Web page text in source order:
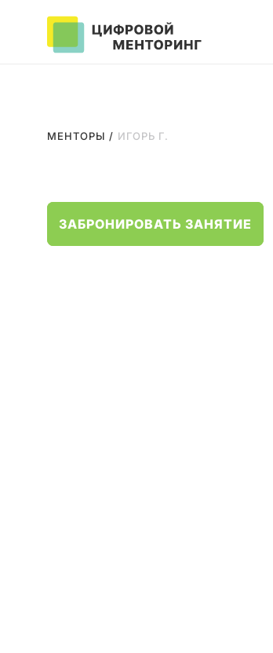
МЕНТОРЫ / ИГОРЬ Г.
ЗАБРОНИРОВАТЬ ЗАНЯТИЕ